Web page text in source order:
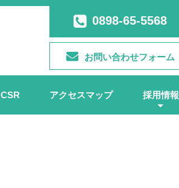
0898-65-5568
お問い合わせフォーム
CSR アクセスマップ 採用情報